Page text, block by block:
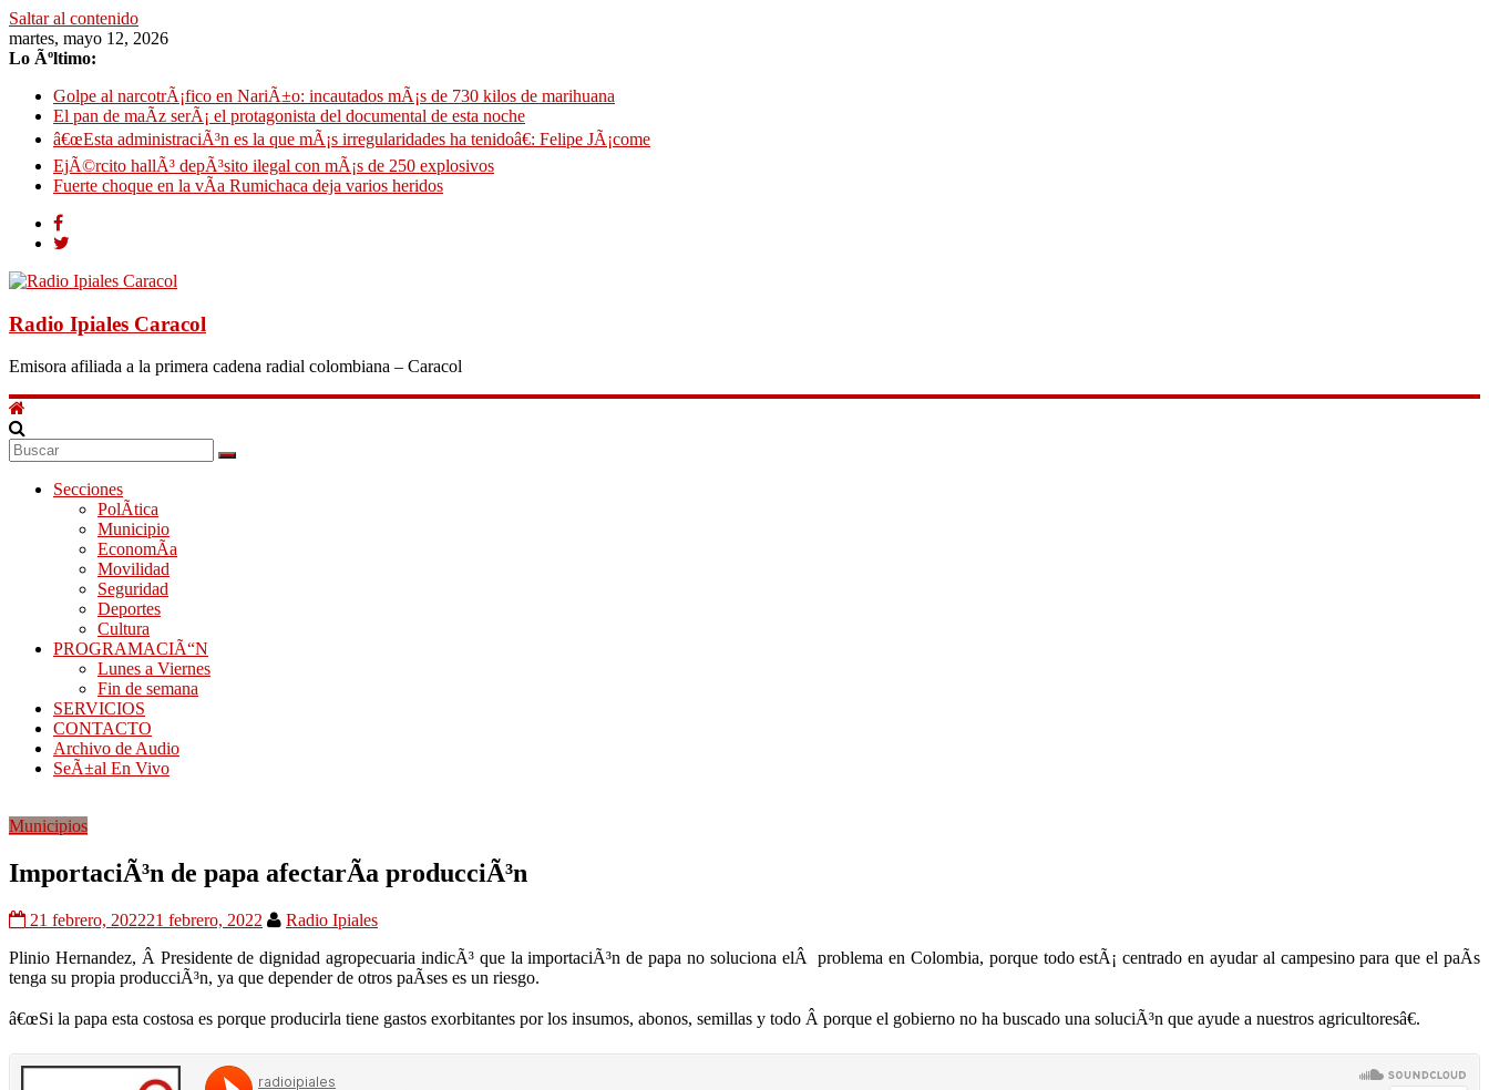
Saltar al contenido
martes, mayo 12, 2026
Lo Ãºltimo:
Golpe al narcotrÃ¡fico en NariÃ±o: incautados mÃ¡s de 730 kilos de marihuana
El pan de maÃ­z serÃ¡ el protagonista del documental de esta noche
â€œEsta administraciÃ³n es la que mÃ¡s irregularidades ha tenidoâ€: Felipe JÃ¡come
EjÃ©rcito hallÃ³ depÃ³sito ilegal con mÃ¡s de 250 explosivos
Fuerte choque en la vÃ­a Rumichaca deja varios heridos
Radio Ipiales Caracol
Emisora afiliada a la primera cadena radial colombiana – Caracol
Secciones
PolÃ­tica
Municipio
EconomÃ­a
Movilidad
Seguridad
Deportes
Cultura
PROGRAMACIÃ“N
Lunes a Viernes
Fin de semana
SERVICIOS
CONTACTO
Archivo de Audio
SeÃ±al En Vivo
Municipios
ImportaciÃ³n de papa afectarÃ­a producciÃ³n
21 febrero, 202221 febrero, 2022
Radio Ipiales
Plinio Hernandez, Â Presidente de dignidad agropecuaria indicÃ³ que la importaciÃ³n de papa no soluciona elÂ problema en Colombia, porque todo estÃ¡ centrado en ayudar al campesino para que el paÃ­s
tenga su propia producciÃ³n, ya que depender de otros paÃ­ses es un riesgo.
â€œSi la papa esta costosa es porque producirla tiene gastos exorbitantes por los insumos, abonos, semillas y todo Â porque el gobierno no ha buscado una soluciÃ³n que ayude a nuestros agricultoresâ€.